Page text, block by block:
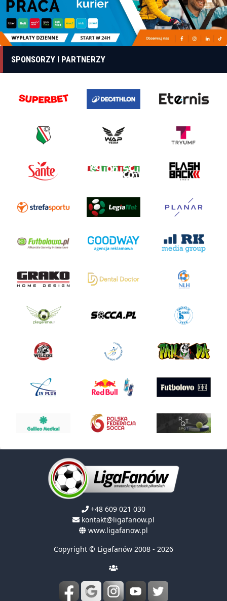
SPONSORZY I PARTNERZY
+48 609 021 030
kontakt@ligafanow.pl
www.ligafanow.pl
Copyright © Ligafanów 2008 - 2026